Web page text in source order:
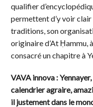
qualifier
permettent d’y voir clair
traditions, son
originaire d’At Ḥammu,
consacré un chapitre à
VAVA innova :
calendrier agraire,
il justement dans le